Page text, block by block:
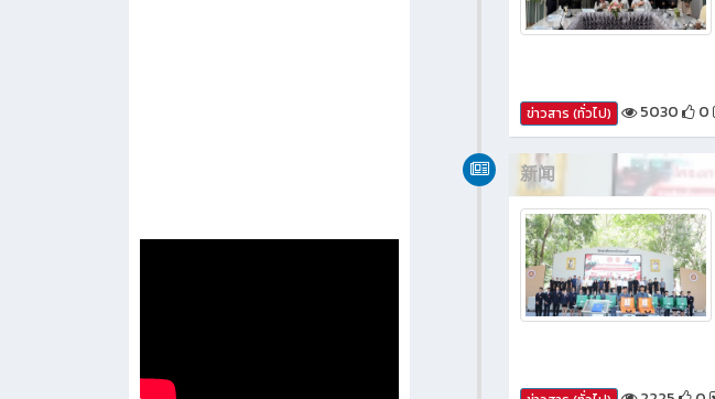
ข่าวสาร (ทั่วไป) 5030 0
新闻